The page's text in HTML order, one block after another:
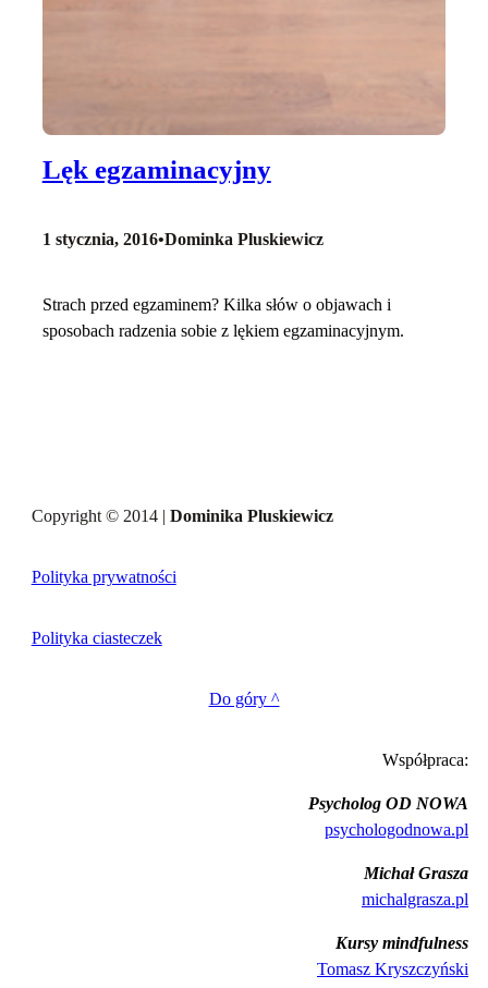
Lęk egzaminacyjny
1 stycznia, 2016•Dominka Pluskiewicz
Strach przed egzaminem? Kilka słów o objawach i
sposobach radzenia sobie z lękiem egzaminacyjnym.
Copyright © 2014 | Dominika Pluskiewicz
Polityka prywatności
Polityka ciasteczek
Do góry ^
Współpraca:
Psycholog OD NOWA
psychologodnowa.pl
Michał Grasza
michalgrasza.pl
Kursy mindfulness
Tomasz Kryszczyński